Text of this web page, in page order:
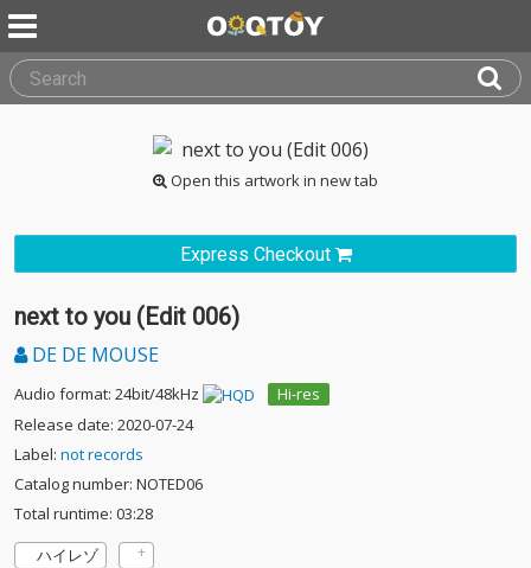
Open this artwork in new tab
Express Checkout
next to you (Edit 006)
DE DE MOUSE
Audio format: 24bit/48kHz
Hi-res
Release date: 2020-07-24
Label: not records
Catalog number: NOTED06
Total runtime: 03:28
ハイレゾ